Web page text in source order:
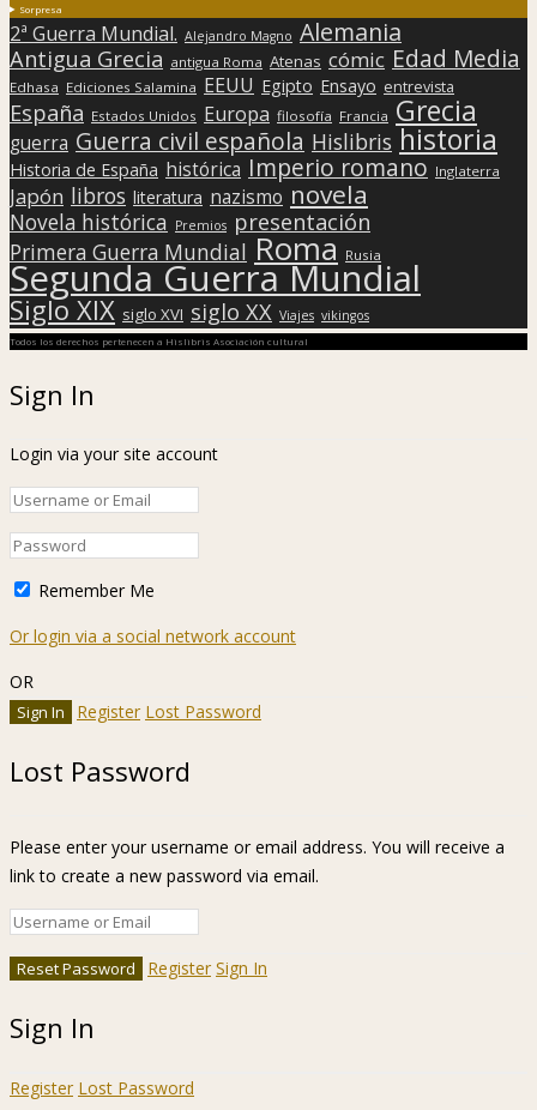
Sorpresa
2ª Guerra Mundial. Alejandro Magno Alemania
Antigua Grecia antigua Roma Atenas cómic Edad Media
Edhasa Ediciones Salamina EEUU Egipto Ensayo entrevista
España Estados Unidos Europa filosofía Francia Grecia
guerra Guerra civil española Hislibris historia
Historia de España histórica Imperio romano Inglaterra
Japón libros literatura nazismo novela
Novela histórica Premios presentación
Primera Guerra Mundial Roma Rusia
Segunda Guerra Mundial
Siglo XIX siglo XVI siglo XX Viajes vikingos
Todos los derechos pertenecen a Hislibris Asociación cultural
Sign In
Login via your site account
Remember Me
Or login via a social network account
OR
Register Lost Password
Lost Password
Please enter your username or email address. You will receive a
link to create a new password via email.
Register Sign In
Sign In
Register Lost Password